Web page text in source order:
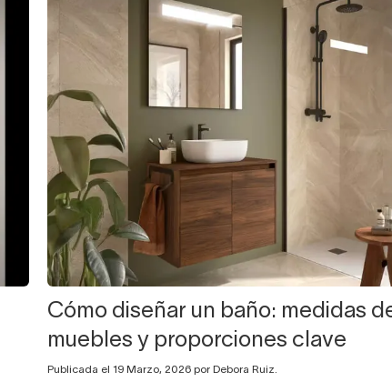
Cómo diseñar un baño: medidas
muebles y proporciones clave
Publicada el 19 Marzo, 2026 por Debora Ruiz.